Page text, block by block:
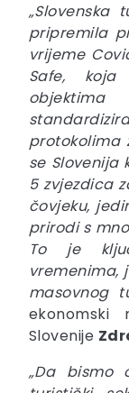
„Slovenska
pripremila
vrijeme
Safe, koja
protokolima
se Slovenija
5 zvjezdica
čovjeku,
prirodi s
To je
vremenima,
masovnog
ekonomski
Slovenije
„Da bismo